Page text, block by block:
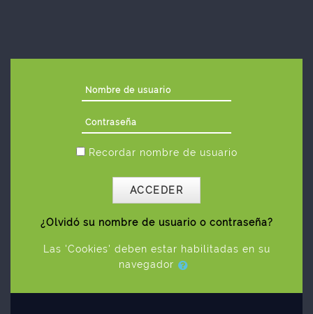
Nombre de usuario
Recordar nombre de usuario
ACCEDER
¿Olvidó su nombre de usuario o contraseña?
Las 'Cookies' deben estar habilitadas en su
navegador